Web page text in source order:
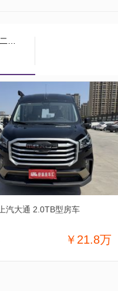
汽大通 2.0TB型房车
￥21.8万